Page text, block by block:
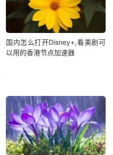
国内怎么打开Disney+,看美剧可
以用的香港节点加速器